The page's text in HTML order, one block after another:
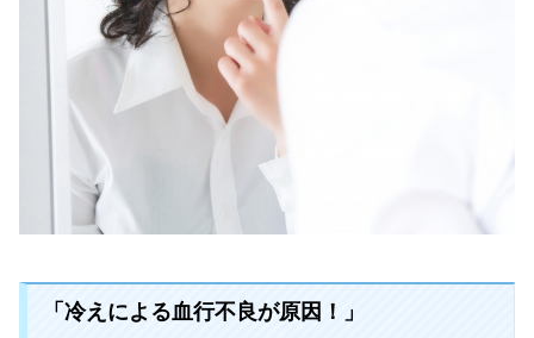
「冷えによる血行不良が原因！」